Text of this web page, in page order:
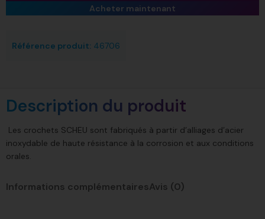
Acheter maintenant
Référence produit: 46706
Description du produit
Les crochets SCHEU sont fabriqués à partir d’alliages d’acier
inoxydable de haute résistance à la corrosion et aux conditions
orales.
Informations complémentairesAvis (0)